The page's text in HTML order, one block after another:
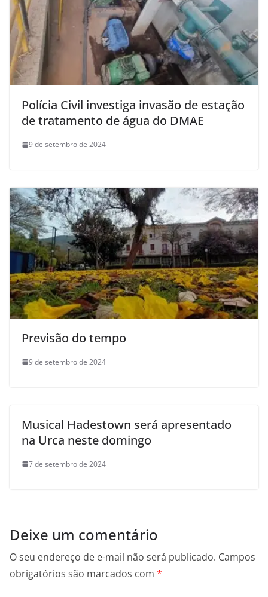
Polícia Civil investiga invasão de estação
de tratamento de água do DMAE
9 de setembro de 2024
Previsão do tempo
9 de setembro de 2024
Musical Hadestown será apresentado
na Urca neste domingo
7 de setembro de 2024
Deixe um comentário
O seu endereço de e-mail não será publicado. Campos
obrigatórios são marcados com *